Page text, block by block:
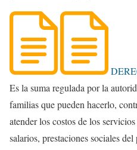
Es la suma regulada por la
familias que pueden hacerlo,
atender los costos de los
salarios, prestaciones sociales